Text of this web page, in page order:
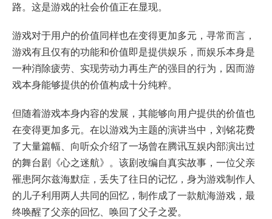
路。这是游戏的社会价值正在显现。
游戏对于用户的价值同样也在变得更加多元，寻常而言，
游戏有且仅有的功能和价值即是提供娱乐，而娱乐本身是
一种消除疲劳、实现劳动力再生产的强目的行为，因而游
戏本身能够提供的价值构成十分纯粹。
但随着游戏本身内容的发展，其能够向用户提供的价值也
在变得更加多元。在以游戏为主题的演讲当中，刘铭花费
了大量篇幅、向听众介绍了一场曾在腾讯互娱内部演出过
的舞台剧《心之迷航》。该剧改编自真实故事，一位父亲
罹患阿尔兹海默症，丢失了往日的记忆，身为游戏制作人
的儿子利用两人共同的回忆，制作成了一款航海游戏，最
终唤醒了父亲的回忆、唤回了父子之爱。